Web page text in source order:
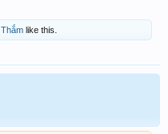
Thắm like this.